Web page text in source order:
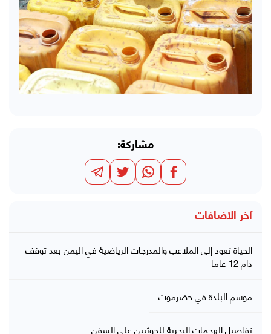
مشاركة:
آخر الاضافات
الحياة تعود إلى الملاعب والمدرجات الرياضية في اليمن بعد توقف
دام 12 عاما
موسم البلدة في حضرموت
تفاصيل الهجمات البحرية للحوثيين على السفن